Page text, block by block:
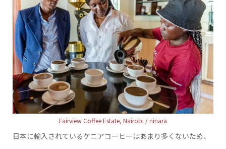
Fairview Coffee Estate, Nairobi / ninara
日本に輸入されているケニアコーヒーはあまり多くないため、